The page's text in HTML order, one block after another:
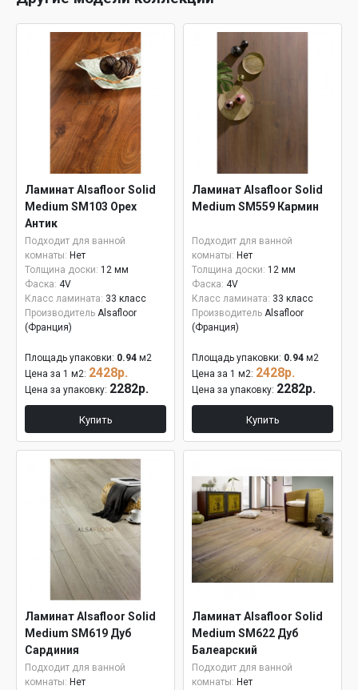
Ламинат Alsafloor Solid
Medium SM103 Орех
Антик
Подходит для ванной
комнаты: Нет
Толщина доски: 12 мм
Фаска: 4V
Класс ламината: 33 класс
Производитель Alsafloor
(Франция)
Площадь упаковки: 0.94 м2
Цена за 1 м2: 2428р.
Цена за упаковку: 2282р.
Купить
Ламинат Alsafloor Solid
Medium SM559 Кармин
Подходит для ванной
комнаты: Нет
Толщина доски: 12 мм
Фаска: 4V
Класс ламината: 33 класс
Производитель Alsafloor
(Франция)
Площадь упаковки: 0.94 м2
Цена за 1 м2: 2428р.
Цена за упаковку: 2282р.
Купить
Ламинат Alsafloor Solid
Medium SM619 Дуб
Сардиния
Подходит для ванной
комнаты: Нет
Ламинат Alsafloor Solid
Medium SM622 Дуб
Балеарский
Подходит для ванной
комнаты: Нет